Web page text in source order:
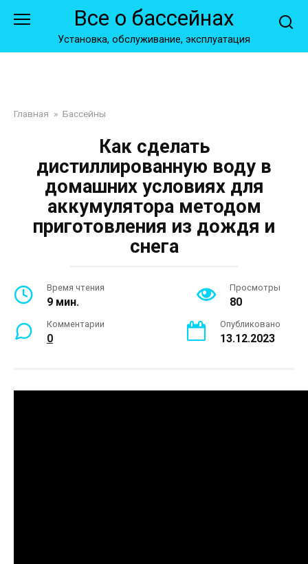
Все о бассейнах
Установка, обслуживание, эксплуатация
Главная » Бассейны
Как сделать
дистиллированную воду в
домашних условиях для
аккумулятора методом
приготовления из дождя и
снега
Время чтения
9 мин.
Просмотры
80
Комментарии
0
Опубликовано
13.12.2023